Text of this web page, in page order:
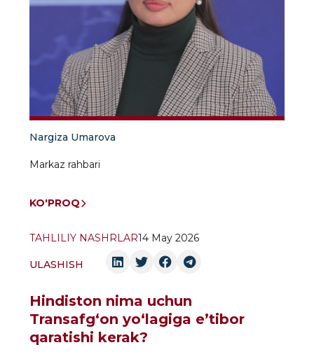
Nargiza Umarova
Markaz rahbari
KO'PROQ
TAHLILIY NASHRLAR14 May 2026
ULASHISH
Hindiston nima uchun
Transafg‘on yo‘lagiga e’tibor
qaratishi kerak?